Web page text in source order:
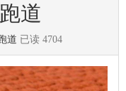
道
道 已读 4704